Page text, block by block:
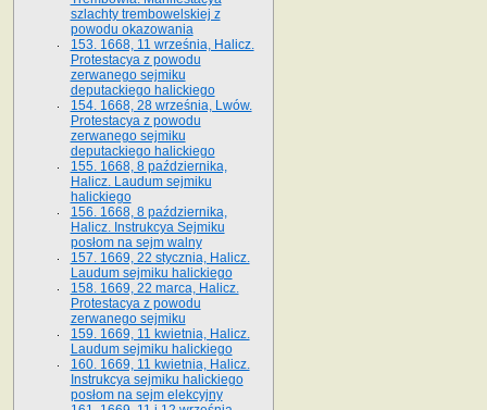
szlachty trembowelskiej z
powodu okazowania
153. 1668, 11 września, Halicz.
Protestacya z powodu
zerwanego sejmiku
deputackiego halickiego
154. 1668, 28 września, Lwów.
Protestacya z powodu
zerwanego sejmiku
deputackiego halickiego
155. 1668, 8 października,
Halicz. Laudum sejmiku
halickiego
156. 1668, 8 października,
Halicz. Instrukcya Sejmiku
posłom na sejm walny
157. 1669, 22 stycznia, Halicz.
Laudum sejmiku halickiego
158. 1669, 22 marca, Halicz.
Protestacya z powodu
zerwanego sejmiku
159. 1669, 11 kwietnia, Halicz.
Laudum sejmiku halickiego
160. 1669, 11 kwietnia, Halicz.
Instrukcya sejmiku halickiego
posłom na sejm elekcyjny